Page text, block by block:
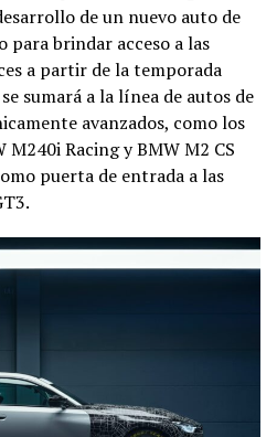
de un nuevo auto de
para brindar acceso a las
a partir de la temporada
sumará a la línea de autos de
avanzados, como los
M240i Racing y BMW M2 CS
puerta de entrada a las